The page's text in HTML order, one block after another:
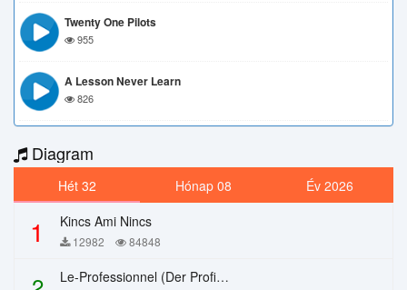
Twenty One Pilots
955
A Lesson Never Learn
826
Diagram
Hét 32 Hónap 08 Év 2026
1 Kincs Ami Nincs
12982 84848
Le-Professionnel (Der Profi) – Chi Mai